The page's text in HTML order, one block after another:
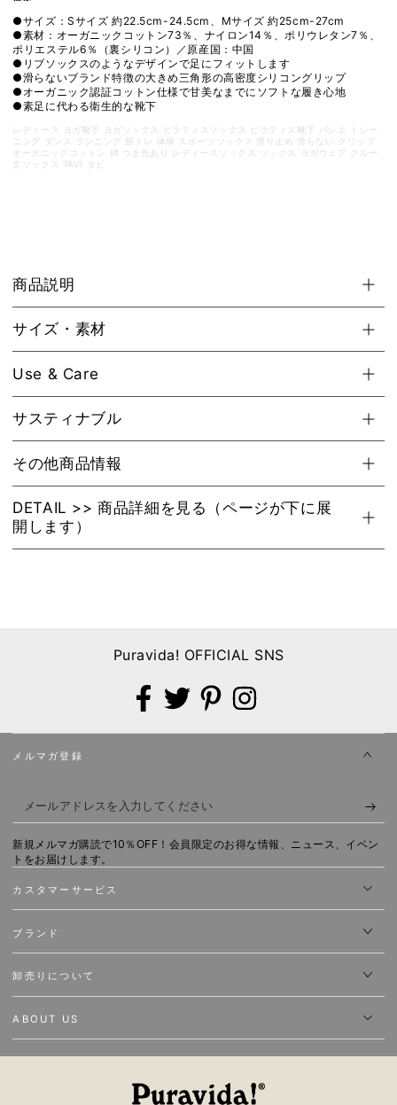
滑
り
止
め
付
靴
下
26FW_D1
ら
す
滑
り
止
め
付
下
26FW_D1
す
●サイズ：Sサイズ 約22.5cm-24.5cm、Mサイズ 約25cm-27cm
●素材： オーガニックコットン73％、ナイロン14％、ポリウレタン7％、
ポリエステル6％（裏シリコン）／原産国：中国
● リブソックスのようなデザインで足にフィットします
●滑らないブランド特徴の大きめ三角形の高密度シリコングリップ
●オーガニック認証コットン仕様で甘美なまでにソフトな履き心地
●素足に代わる衛生的な靴下
レディース ヨガ靴下 ヨガソックス ピラティスソックス ピラティス靴下 バレエ トレー
ニング ダンス ランニング 筋トレ 体操 スポーツソックス 滑り止め 滑らない グリップ
オーガニックコットン 綿 つま先あり レディースソックス ソックス ヨガウェア クルー
丈ソックス TAVI タビ
商品説明
サイズ・素材
Use & Care
サスティナブル
その他商品情報
DETAIL >> 商品詳細を見る（ページが下に展
開します）
Puravida! OFFICIAL SNS
Facebook
X PinterestInstagram
カスタマーサービス
ブランド
卸売りについて
ABOUT US
メルマガ登録
ー
ル
ア
ド
レ
を
入
新規メルマガ購読で10％OFF！会員限定のお得な情報、ニュース、イベン
トをお届けします。